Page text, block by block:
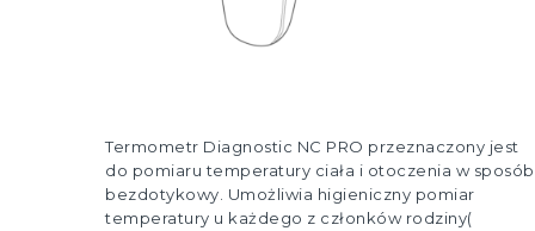
Termometr Diagnostic NC PRO przeznaczony jest
do pomiaru temperatury ciała i otoczenia w sposób
bezdotykowy. Umożliwia higieniczny pomiar
temperatury u każdego z członków rodziny(